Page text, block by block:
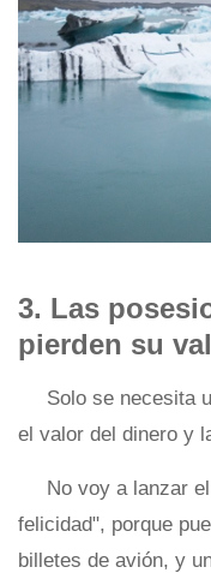
3. Las
pierden su
Solo se necesita
el valor del dinero y
No voy a lanzar
felicidad", porque
billetes de avión, y